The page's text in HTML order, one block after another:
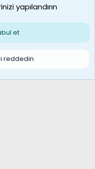
yapılandırın
et
reddedin